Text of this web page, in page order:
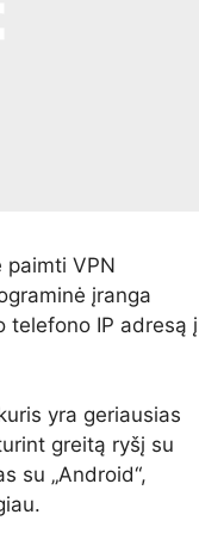
paimti VPN
įranga
telefono IP adresą į
yra geriausias
greitą ryšį su
su „Android“,